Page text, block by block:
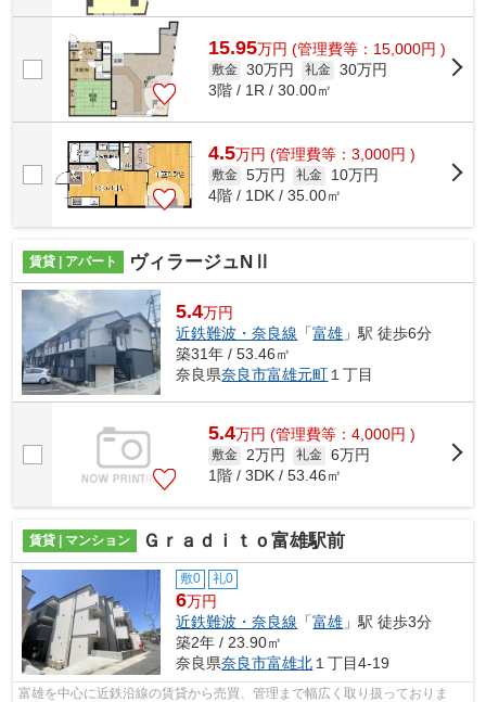
15.95万円 (管理費等：15,000円 )
敷金 30万円 礼金 30万円
3階 / 1R / 30.00㎡
4.5万円 (管理費等：3,000円 )
敷金 5万円 礼金
10万円
4階 / 1DK / 35.00㎡
賃貸 | アパート ヴィラージュNⅡ
5.4万円
近鉄難波・奈良線 「富雄 」駅 徒歩6分
築31年 / 53.46㎡
奈良県奈良市富雄元町 １丁目
5.4万円 (管理費等：4,000円 )
敷金 2万円 礼金 6万円
1階 / 3DK / 53.46㎡
賃貸 | マンション Ｇｒａｄｉｔｏ富雄駅前
敷0 礼0
6万円
近鉄難波・奈良線 「富雄 」駅 徒歩3分
築2年 / 23.90㎡
奈良県奈良市富雄北１丁目4-19
富雄を中心に近鉄沿線の賃貸から売買、管理まで幅広く取り扱っておりま